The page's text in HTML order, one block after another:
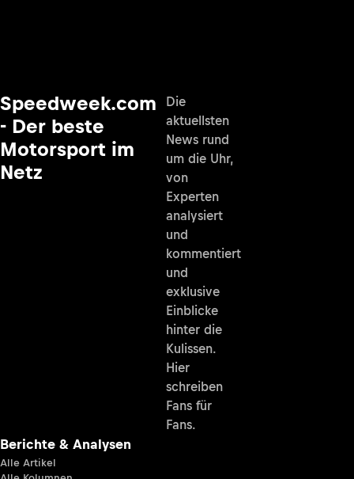
Speedweek.com
- Der beste
Motorsport im
Netz
Die
aktuellsten
News rund
um die Uhr,
von
Experten
analysiert
und
kommentiert
und
exklusive
Einblicke
hinter die
Kulissen.
Hier
schreiben
Fans für
Fans.
Berichte & Analysen
Alle Artikel